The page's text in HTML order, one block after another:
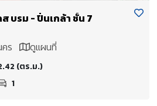
บรม - ปิ่นเกล้า ชั้น 7
ร ดูแผนที่
(ตร.ม.)
1